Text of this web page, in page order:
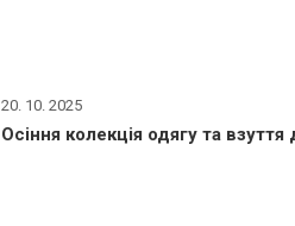
20. 10. 2025
Осіння колекція одягу та взуття